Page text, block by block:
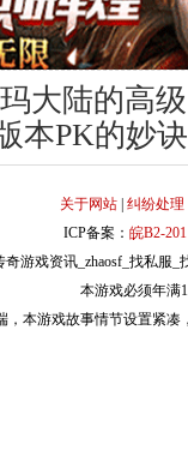
大陆的高
本PK的妙诀
关于网站| 纠纷处理
ICP备案： 皖B2-
奇游戏资讯_zhaosf_找私服
本游戏必须年满
，本游戏故事情节设置紧